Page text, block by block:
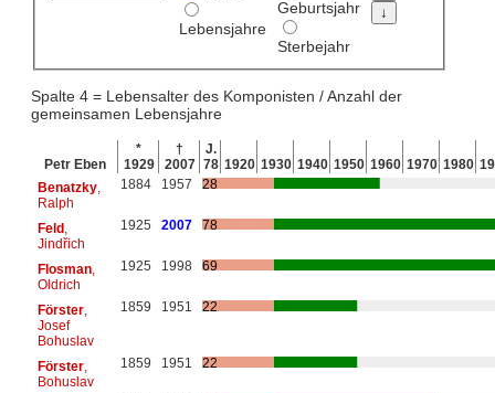
Lebensjahre
Geburtsjahr
Sterbejahr
Spalte 4 = Lebensalter des Komponisten / Anzahl der
gemeinsamen Lebensjahre
Petr Eben
*
1929
†
2007
J.
78 1920 1930 1940 1950 1960 1970 1980
Benatzky,
Ralph
1884 1957 28
Feld,
Jindřich
1925 2007 78
Flosman,
Oldrich
1925 1998 69
Förster,
Josef
Bohuslav
1859 1951 22
Förster,
Bohuslav
1859 1951 22